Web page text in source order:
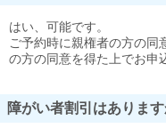
はい、可能です。
ご予約時に親権者の方の同
の方の同意を得た上でお申
障がい者割引はあります